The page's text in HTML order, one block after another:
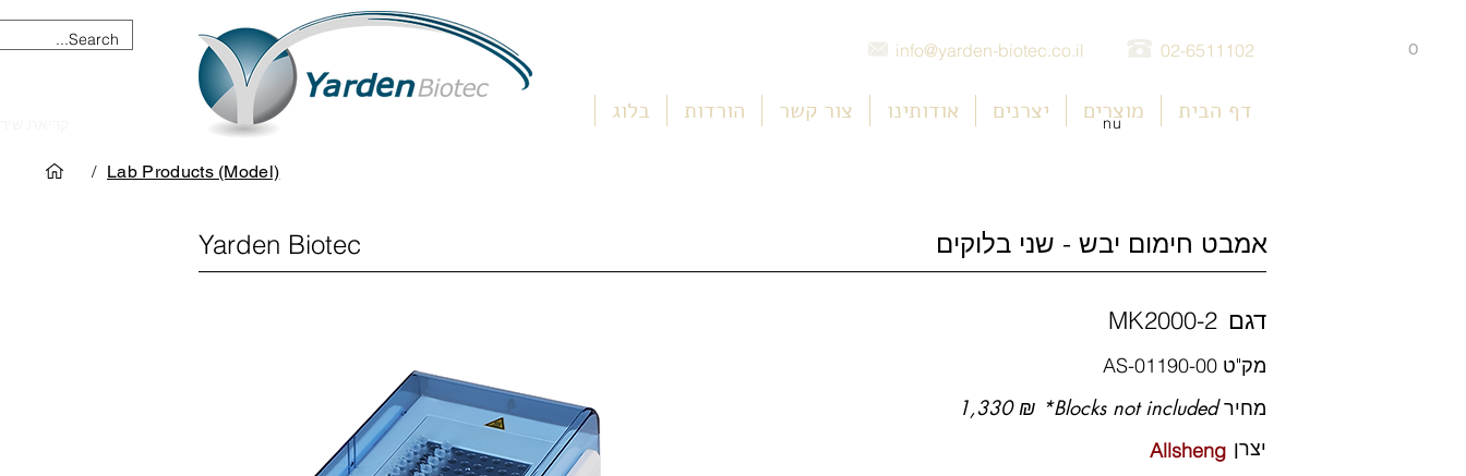
info@yarden-biotec.co.il 02-6511102
דף הבית מוצרים יצרנים אודותינו צור קשר הורדות בלוג nu
0
/ Lab Products (Model)
Yarden Biotec אמבט חימום יבש - שני בלוקים
MK2000-2 דגם
מק"ט AS-01190-00
1,330 ₪ *Blocks not included מחיר
Allsheng יצרן